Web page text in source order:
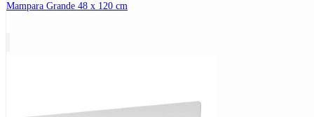
Mampara Grande 48 x 120 cm